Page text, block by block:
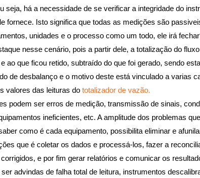
seja, há a necessidade de se verificar a integridade do
fornece. Isto significa que todas as medições são
unidades e o processo como um todo, ele irá
nesse cenário, pois a partir dele, a totalização do
ao que ficou retido, subtraído do que foi gerado, sendo
de desbalanço e o motivo deste está vinculado a varias
valores das leituras do totalizador de vazão.
podem ser erros de medição, transmissão de sinais,
ineficientes, etc. A amplitude dos problemas
como é cada equipamento, possibilita eliminar e
que é coletar os dados e processá-los, fazer a
e por fim gerar relatórios e comunicar os
advindas de falha total de leitura, instrumentos